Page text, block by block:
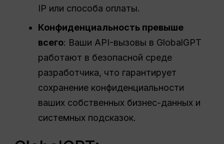
IP или способа оплаты.
Конфиденциальность превыше
всего: Ваши API-вызовы в GlobalGPT
работают в безопасной среде
разработчика, что гарантирует
сохранение конфиденциальности
ваших собственных бизнес-данных и
системных подсказок.